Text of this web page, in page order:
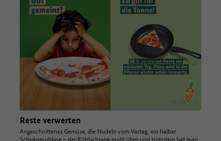
© BMLEH
Reste verwerten
Angeschnittenes Gemüse, die Nudeln vom Vortag, ein halber
Schokopudding – der Kühlschrank quillt über und trotzdem hat man